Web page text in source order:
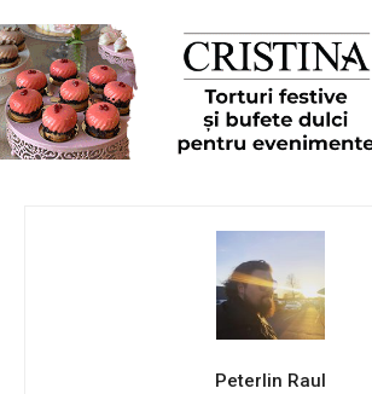
Peterlin Raul